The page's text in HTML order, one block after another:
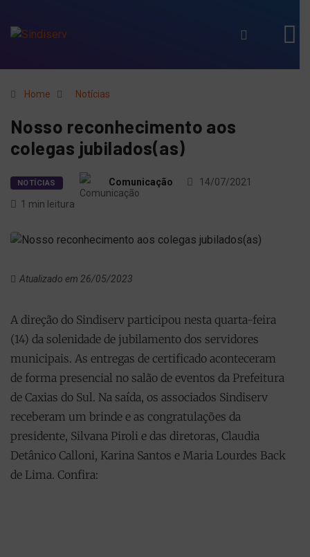
Home Notícias
Nosso reconhecimento aos
colegas jubilados(as)
NOTÍCIAS Comunicação
14/07/2021
1 min leitura
Atualizado em 26/05/2023
A direção do Sindiserv participou nesta quarta-feira
(14) da solenidade de jubilamento dos servidores
municipais. As entregas de certificado aconteceram
de forma presencial no salão de eventos da Prefeitura
de Caxias do Sul. Na saída, os associados Sindiserv
receberam um brinde e as congratulações da
presidente, Silvana Piroli e das diretoras, Claudia
Detânico Calloni, Karina Santos e Maria Lourdes Back
de Lima. Confira: